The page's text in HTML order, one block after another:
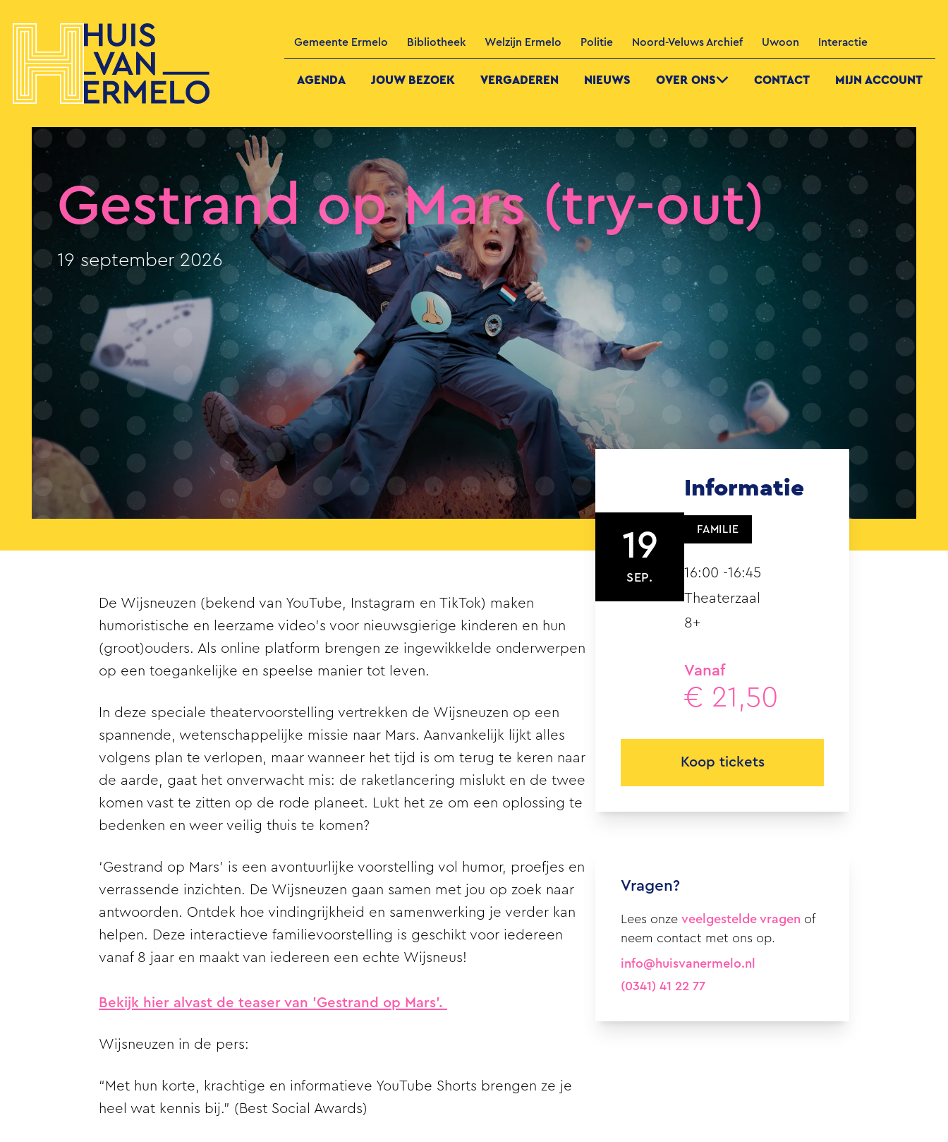
Gemeente Ermelo Bibliotheek Welzijn Ermelo Politie Noord-Veluws Archief Uwoon Interactie
AGENDA JOUW BEZOEK VERGADEREN NIEUWS OVER ONS CONTACT MIJN ACCOUNT
Gestrand op Mars (try-out)
19 september 2026
19
SEP.
Informatie
FAMILIE
16:00 -16:45
Theaterzaal
8+
Vanaf
€ 21,50
Koop tickets
Vragen?
Lees onze veelgestelde vragen of
neem contact met ons op.
info@huisvanermelo.nl
(0341) 41 22 77
De Wijsneuzen (bekend van YouTube, Instagram en TikTok) maken
humoristische en leerzame video’s voor nieuwsgierige kinderen en hun
(groot)ouders. Als online platform brengen ze ingewikkelde onderwerpen
op een toegankelijke en speelse manier tot leven.
In deze speciale theatervoorstelling vertrekken de Wijsneuzen op een
spannende, wetenschappelijke missie naar Mars. Aanvankelijk lijkt alles
volgens plan te verlopen, maar wanneer het tijd is om terug te keren naar
de aarde, gaat het onverwacht mis: de raketlancering mislukt en de twee
komen vast te zitten op de rode planeet. Lukt het ze om een oplossing te
bedenken en weer veilig thuis te komen?
‘Gestrand op Mars’ is een avontuurlijke voorstelling vol humor, proefjes en
verrassende inzichten. De Wijsneuzen gaan samen met jou op zoek naar
antwoorden. Ontdek hoe vindingrijkheid en samenwerking je verder kan
helpen. Deze interactieve familievoorstelling is geschikt voor iedereen
vanaf 8 jaar en maakt van iedereen een echte Wijsneus!
Bekijk hier alvast de teaser van 'Gestrand op Mars'.
Wijsneuzen in de pers:
“Met hun korte, krachtige en informatieve YouTube Shorts brengen ze je
heel wat kennis bij.” ( Best Social Awards)